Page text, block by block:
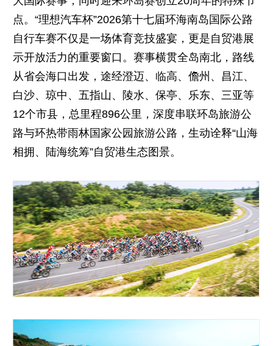
点。“理想汽车杯”2026第十七届环海南岛国际公路
自行车赛不仅是一场体育竞技盛宴，更是自贸港展
示开放活力的重要窗口。赛事横贯全岛南北，路线
从省会海口出发，途经澄迈、临高、儋州、昌江、
白沙、琼中、五指山、陵水、保亭、乐东、三亚等
12个市县，总里程896公里，深度串联环岛旅游公
路与环热带雨林国家公园旅游公路，生动诠释“山海
相拥、陆海统筹”自贸港生态图景。